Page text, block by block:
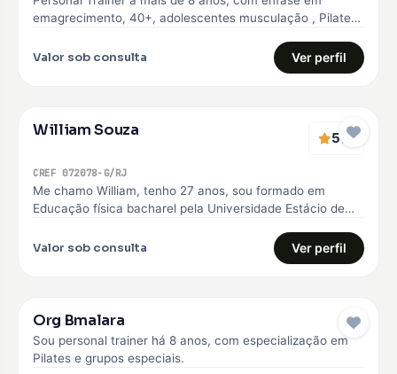
emagrecimento, 40+, adolescentes musculação , Pilates
Valor sob consulta Ver perfil
William Souza 5(1)
CREF 072078-G/RJ
Me chamo William, tenho 27 anos, sou formado em
Educação física bacharel pela Universidade Estácio de
Valor sob consulta Ver perfil
Org Bmalara
Sou personal trainer há 8 anos, com especialização em
Pilates e grupos especiais.